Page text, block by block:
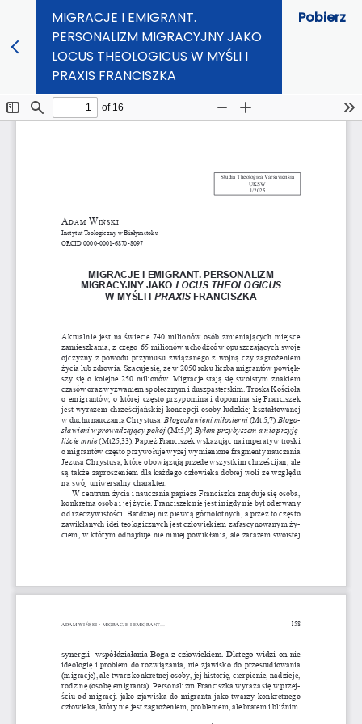
MIGRACJE I EMIGRANT.
PERSONALIZM MIGRACYJNY JAKO
LOCUS THEOLOGICUS W MYŚLI I
PRAXIS FRANCISZKA
Pobierz